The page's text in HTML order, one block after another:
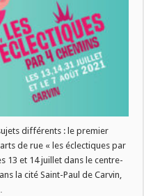
PLUS
LE
LES
ECLECTIQUES
SOLIDAIRE
CABBALR
différents : le premier
de rue « les éclectiques par
13 et 14 juillet dans le centre-
la cité Saint-Paul de Carvin,